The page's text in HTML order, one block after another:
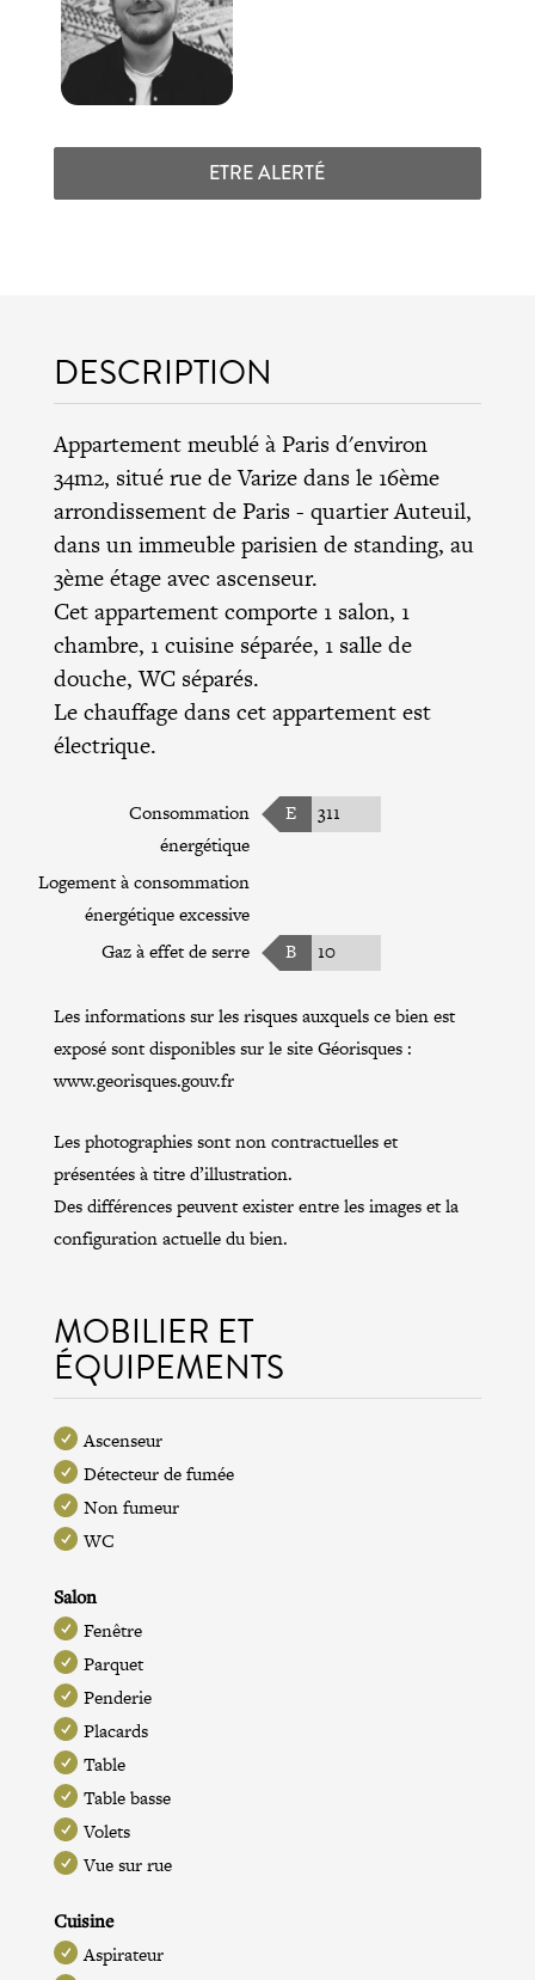
ETRE ALERTÉ
DESCRIPTION
Appartement meublé à Paris d'environ
34m2, situé rue de Varize dans le 16ème
arrondissement de Paris- quartier Auteuil,
dans un immeuble parisien de standing, au
3ème étage avec ascenseur.
Cet appartement comporte 1 salon, 1
chambre, 1 cuisine séparée, 1 salle de
douche, WC séparés.
Le chauffage dans cet appartement est
électrique.
Consommation
énergétique
E 311
Logement à consommation
énergétique excessive
Gaz à effet de serre
B 10
Les informations sur les risques auxquels ce bien est
exposé sont disponibles sur le site Géorisques :
www.georisques.gouv.fr
Les photographies sont non contractuelles et
présentées à titre d’illustration.
Des différences peuvent exister entre les images et la
configuration actuelle du bien.
MOBILIER ET
ÉQUIPEMENTS
Ascenseur
Détecteur de fumée
Non fumeur
WC
Salon
Fenêtre
Parquet
Penderie
Placards
Table
Table basse
Volets
Vue sur rue
Cuisine
Aspirateur